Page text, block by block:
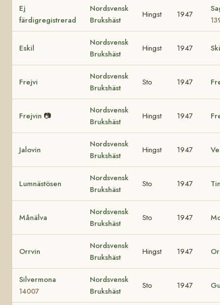
Ej
färdigregistrerad
Nordsvensk
Brukshäst
Hingst 1947
Eskil
Nordsvensk
Brukshäst
Hingst 1947
Frejvi
Nordsvensk
Brukshäst
Sto 1947
Frejvin 📷
Nordsvensk
Brukshäst
Hingst 1947
Jalovin
Nordsvensk
Brukshäst
Hingst 1947
Lumnästösen
Nordsvensk
Brukshäst
Sto 1947
Månälva
Nordsvensk
Brukshäst
Sto 1947
Orrvin
Nordsvensk
Brukshäst
Hingst 1947
Silvermona
14007
Nordsvensk
Brukshäst
Sto 1947